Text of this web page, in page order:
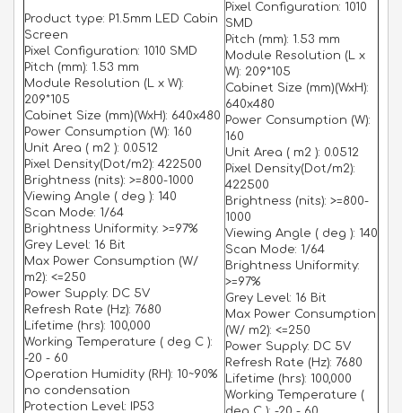
Product type: P1.5mm LED Cabin
Screen
Pixel Configuration: 1010 SMD
Pitch (mm): 1.53 mm
Module Resolution (L x W):
209*105
Cabinet Size (mm)(WxH): 640x480
Power Consumption (W): 160
Unit Area ( m2 ): 0.0512
Pixel Density(Dot/m2): 422500
Brightness (nits): >=800-1000
Viewing Angle ( deg ): 140
Scan Mode: 1/64
Brightness Uniformity: >=97%
Grey Level: 16 Bit
Max Power Consumption (W/
m2): <=250
Power Supply: DC 5V
Refresh Rate (Hz): 7680
Lifetime (hrs): 100,000
Working Temperature ( deg C ):
-20 - 60
Operation Humidity (RH): 10~90%
no condensation
Protection Level: IP53
Pixel Configuration: 1010
SMD
Pitch (mm): 1.53 mm
Module Resolution (L x
W): 209*105
Cabinet Size (mm)(WxH):
640x480
Power Consumption (W):
160
Unit Area ( m2 ): 0.0512
Pixel Density(Dot/m2):
422500
Brightness (nits): >=800-
1000
Viewing Angle ( deg ): 140
Scan Mode: 1/64
Brightness Uniformity:
>=97%
Grey Level: 16 Bit
Max Power Consumption
(W/ m2): <=250
Power Supply: DC 5V
Refresh Rate (Hz): 7680
Lifetime (hrs): 100,000
Working Temperature (